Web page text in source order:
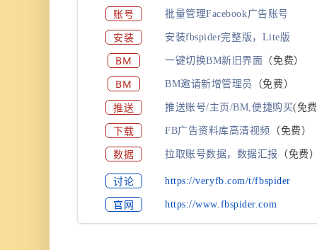
账号 批量管理Facebook广告账号
安装 安装fbspider完整版，Lite版
BM 一键切换BM新旧界面 （免费）
BM BM邀请新增管理员 （免费）
推送 推送账号/主页/BM,便捷购买(免
下载 FB广告资料库高清视频 （免费）
数据 拉取账号数据，数据汇报 （免费
讨论 https://veryfb.com/t/fbspider
官网 https://www.fbspider.com